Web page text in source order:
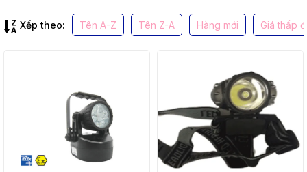
Xếp theo: Tên A-Z Tên Z-A Hàng mới Giá thấp